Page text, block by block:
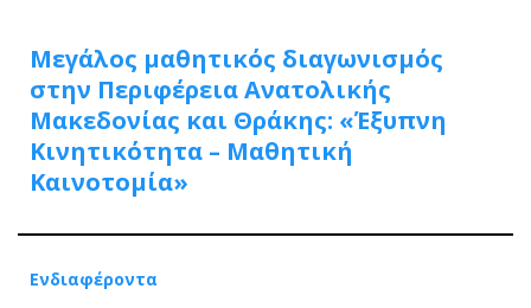
Μεγάλος μαθητικός διαγωνισμός
στην Περιφέρεια Ανατολικής
Μακεδονίας και Θράκης: «Έξυπνη
Κινητικότητα – Μαθητική
Καινοτομία»
Ενδιαφέροντα